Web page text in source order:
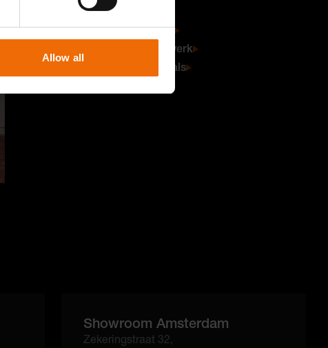
Allow all
Mortels
Gevelsystemen
Prefab metselwerk
Aberson Specials
Showroom Amsterdam
Zekeringstraat 32,